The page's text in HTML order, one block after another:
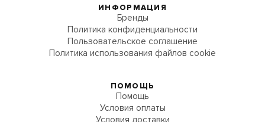
ИНФОРМАЦИЯ
Бренды
Политика конфиденциальности
Пользовательское соглашение
Политика использования файлов cookie
ПОМОЩЬ
Помощь
Условия оплаты